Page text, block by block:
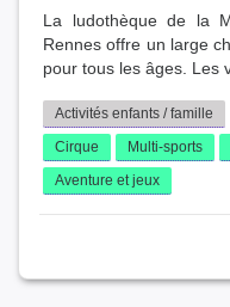
La ludothèque de la
Rennes offre un large
pour tous les âges. Les
Activités enfants / famille
Cirque
Multi-sports
Aventure et jeux